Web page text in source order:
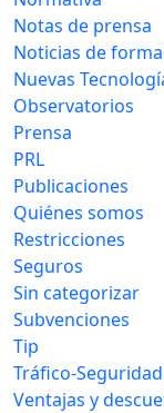
Notas de prensa
Noticias de
Nuevas
Observatorios
Prensa
PRL
Publicaciones
Quiénes somos
Restricciones
Seguros
Sin categorizar
Subvenciones
Tip
Tráfico-
Ventajas y